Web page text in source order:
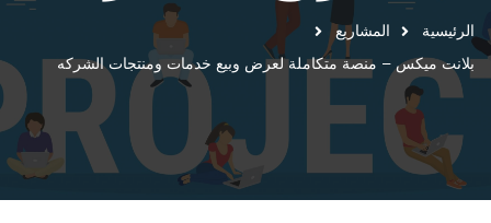
الرئيسية
المشاريع
بلانت ميكس – منصة متكاملة لعرض وبيع خدمات ومنتجات الشركه